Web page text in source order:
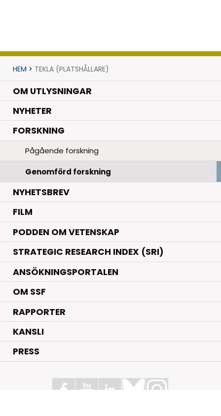
HEM > TEKLA (PLATSHÅLLARE)
OM UTLYSNINGAR
NYHETER.
FORSKNING.
Pågående forskning
Genomförd forskning
NYHETSBREV
FILM
PODDEN OM VETENSKAP
STRATEGIC RESEARCH INDEX (SRI)
ANSÖKNINGSPORTALEN
OM SSF
RAPPORTER
KANSLI
PRESS